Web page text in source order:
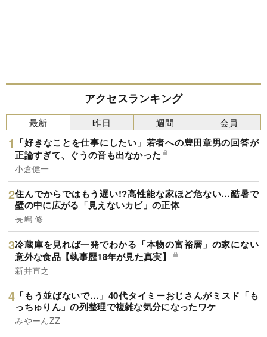
アクセスランキング
最新
「好きなことを仕事にしたい」若者への豊田章男の回答が
正論すぎて、ぐうの音も出なかった
小倉健一
住んでからではもう遅い!?高性能な家ほど危ない…酷暑で
壁の中に広がる「見えないカビ」の正体
長嶋 修
冷蔵庫を見れば一発でわかる「本物の富裕層」の家にない
意外な食品【執事歴18年が見た真実】
新井直之
「もう並ばないで…」40代タイミーおじさんがミスド「も
っちゅりん」の列整理で複雑な気分になったワケ
みやーんZZ
昨日 週間 会員